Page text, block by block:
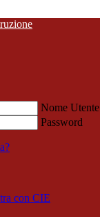
Nome Utente
Password
con CIE